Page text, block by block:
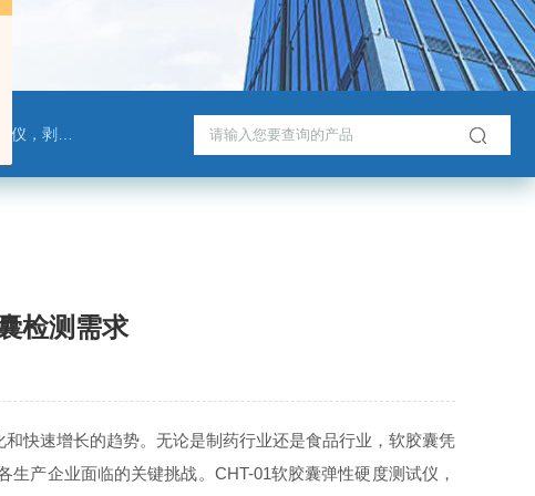
疲劳度测试仪
检测需求
快速增长的趋势。无论是制药行业还是食品行业，软胶囊凭
产企业面临的关键挑战。CHT-01软胶囊弹性硬度测试仪，